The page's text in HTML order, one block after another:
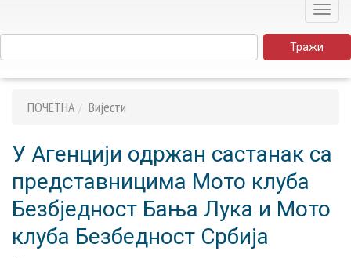
ПОЧЕТНА Вијести
У Агенцији одржан састанак са
представницима Мото клуба
Безбједност Бања Лука и Мото
клуба Безбедност Србија